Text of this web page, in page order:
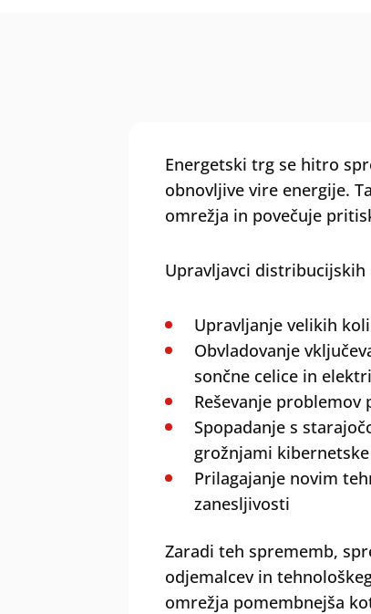
Energetski trg se hitro
obnovljive vire energije.
omrežja in povečuje
Upravljavci
Upravljanje velikih
Obvladovanje
sončne celice in
Reševanje
Spopadanje s
grožnjami
Prilagajanje novim
zanesljivosti
Zaradi teh sprememb,
odjemalcev in
omrežja pomembnejša